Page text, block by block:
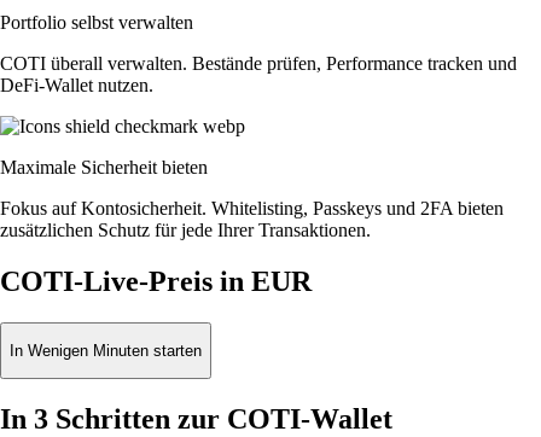
Portfolio selbst verwalten
COTI überall verwalten. Bestände prüfen, Performance tracken und
DeFi-Wallet nutzen.
Maximale Sicherheit bieten
Fokus auf Kontosicherheit. Whitelisting, Passkeys und 2FA bieten
zusätzlichen Schutz für jede Ihrer Transaktionen.
COTI-Live-Preis in EUR
In Wenigen Minuten starten
In 3 Schritten zur COTI-Wallet